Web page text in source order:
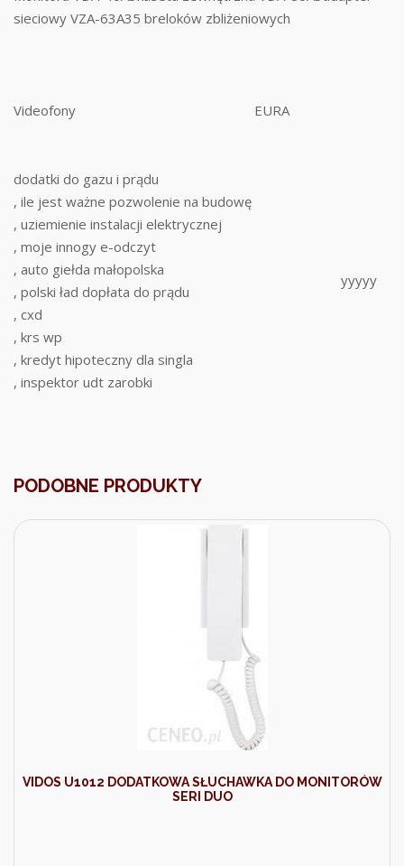
sieciowy VZA-63A35 breloków zbliżeniowych
Videofony EURA
dodatki do gazu i prądu
, ile jest ważne pozwolenie na budowę
, uziemienie instalacji elektrycznej
, moje innogy e-odczyt
, auto giełda małopolska
, polski ład dopłata do prądu
, cxd
, krs wp
, kredyt hipoteczny dla singla
, inspektor udt zarobki
yyyyy
PODOBNE PRODUKTY
VIDOS U1012 DODATKOWA SŁUCHAWKA DO MONITORÓW
SERI DUO